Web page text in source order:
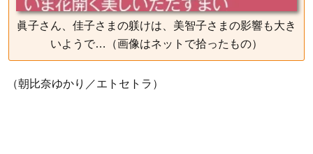
眞子さん、佳子さまの躾けは、美智子さまの影響も大き
いようで…（画像はネットで拾ったもの）
（朝比奈ゆかり／エトセトラ）